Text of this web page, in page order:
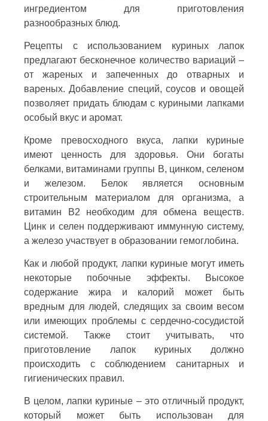
ингредиентом для приготовления
разнообразных блюд.
Рецепты с использованием куриных лапок
предлагают бесконечное количество вариаций –
от жареных и запеченных до отварных и
вареных. Добавление специй, соусов и овощей
позволяет придать блюдам с куриными лапками
особый вкус и аромат.
Кроме превосходного вкуса, лапки куриные
имеют ценность для здоровья. Они богаты
белками, витаминами группы В, цинком, селеном
и железом. Белок является основным
строительным материалом для организма, а
витамин В2 необходим для обмена веществ.
Цинк и селен поддерживают иммунную систему,
а железо участвует в образовании гемоглобина.
Как и любой продукт, лапки куриные могут иметь
некоторые побочные эффекты. Высокое
содержание жира и калорий может быть
вредным для людей, следящих за своим весом
или имеющих проблемы с сердечно-сосудистой
системой. Также стоит учитывать, что
приготовление лапок куриных должно
происходить с соблюдением санитарных и
гигиенических правил.
В целом, лапки куриные – это отличный продукт,
который может быть использован для